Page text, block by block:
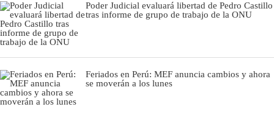
Poder Judicial evaluará libertad de Pedro Castillo
tras informe de grupo de trabajo de la ONU
Feriados en Perú: MEF anuncia cambios y ahora
se moverán a los lunes